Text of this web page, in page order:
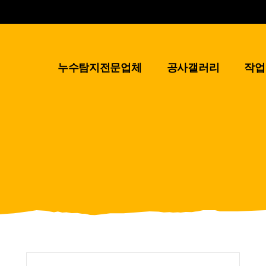
누수탐지전문업체 공사갤러리 작